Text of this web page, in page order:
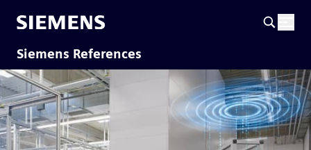
Siemens References